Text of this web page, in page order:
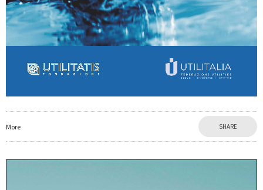
More SHARE